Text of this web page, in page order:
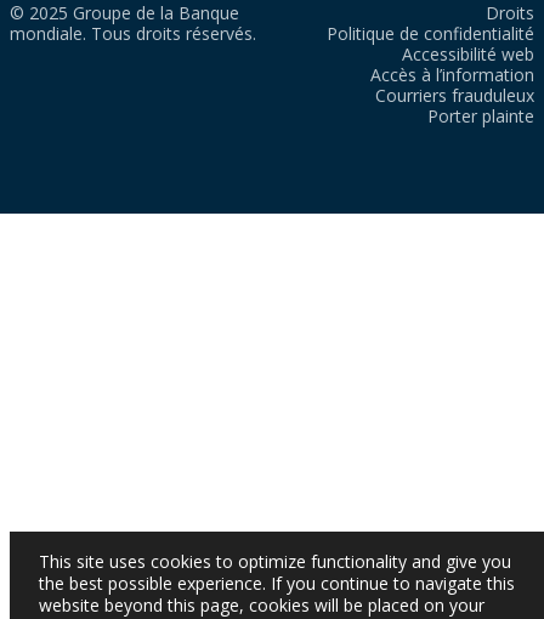
© 2025 Groupe de la Banque
mondiale. Tous droits réservés.
Droits
Politique de confidentialité
Accessibilité web
Accès à l’information
Courriers frauduleux
Porter plainte
This site uses cookies to optimize functionality and give you
the best possible experience. If you continue to navigate this
website beyond this page, cookies will be placed on your